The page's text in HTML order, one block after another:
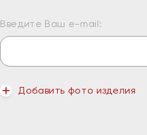
Введите Ваш e-mail:
Добавить фото изделия